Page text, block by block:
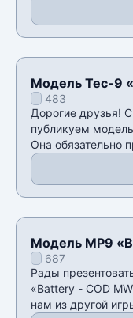
Модель Tec-9
483
Дорогие друзья!
публикуем
Она обязательно
Модель MP9
v34687
Рады
«Battery - COD
нам из другой